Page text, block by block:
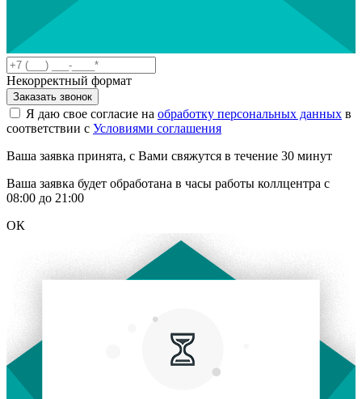
Некорректный формат
Заказать звонок
Я даю свое согласие на обработку персональных данных в
соответствии с Условиями соглашения
Ваша заявка принята, с Вами свяжутся в течение 30 минут
Ваша заявка будет обработана в часы работы коллцентра с
08:00 до 21:00
ОК